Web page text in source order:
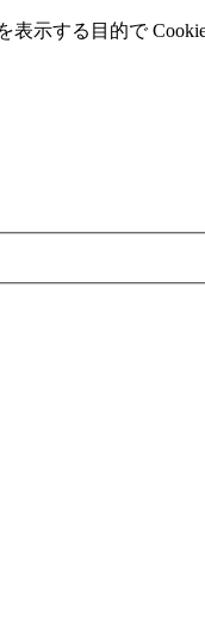
⽰する⽬的で